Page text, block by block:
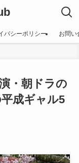
バシーポリシー お問い
・朝ドラの
成ギャル5